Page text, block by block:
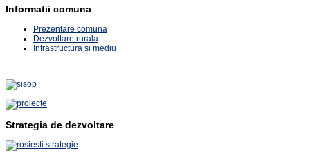
Informatii comuna
Prezentare comuna
Dezvoltare rurala
Infrastructura si mediu
Strategia de dezvoltare